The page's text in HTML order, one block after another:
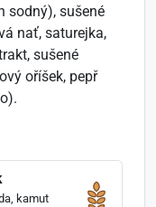
sodný), sušené
nať, saturejka,
sušené
oříšek, pepř
kamut